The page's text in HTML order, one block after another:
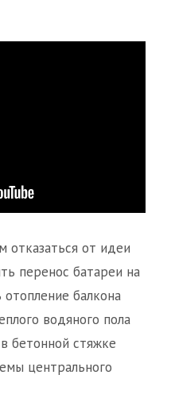
отказаться от идеи
перенос батареи на
балкона
водяного пола
бетонной стяжке
центрального